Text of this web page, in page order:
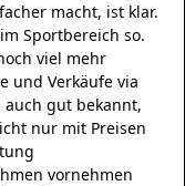
macht, ist klar.
Sportbereich so.
viel mehr
und Verkäufe via
gut bekannt,
nur mit Preisen
vornehmen